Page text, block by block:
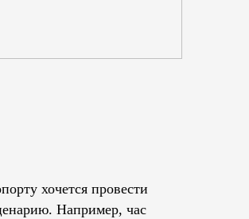
хочется провести
Например, час